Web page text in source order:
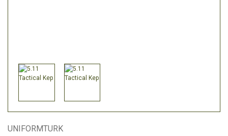
UNIFORMTURK